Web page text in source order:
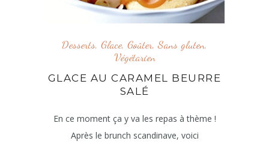
Desserts, Glace, Goûter,Sans gluten,
Végétarien
GLACE AU CARAMEL BEURRE
SALÉ
En ce moment ça y va les repas à thème !
Après le brunch scandinave, voici